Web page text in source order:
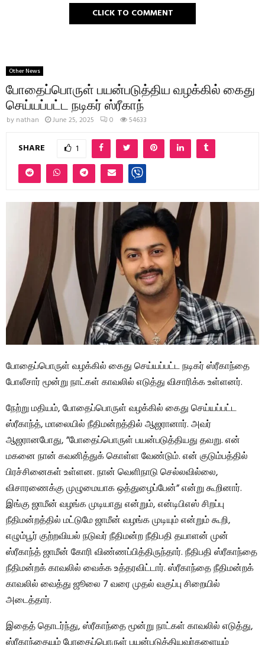
CLICK TO COMMENT
Other News
போதைப்பொருள் பயன்படுத்திய வழக்கில் கைது
செய்யப்பட்ட நடிகர் ஸ்ரீகாந்
by nathan June 25, 2025 0 54633
SHARE 1
போதைப்பொருள் வழக்கில் கைது செய்யப்பட்ட நடிகர் ஸ்ரீகாந்தை
போலீசார் மூன்று நாட்கள் காவலில் எடுத்து விசாரிக்க உள்ளனர்.
நேற்று மதியம், போதைப்பொருள் வழக்கில் கைது செய்யப்பட்ட
ஸ்ரீகாந்த், மாலையில் நீதிமன்றத்தில் ஆஜரானார். அவர்
ஆஜரானபோது, ​​”போதைப்பொருள் பயன்படுத்தியது தவறு. என்
மகனை நான் கவனித்துக் கொள்ள வேண்டும். என் குடும்பத்தில்
பிரச்சினைகள் உள்ளன. நான் வெளிநாடு செல்லவில்லை,
விசாரணைக்கு முழுமையாக ஒத்துழைப்பேன்” என்று கூறினார்.
இங்கு ஜாமீன் வழங்க முடியாது என்றும், என்டிபிஎஸ் சிறப்பு
நீதிமன்றத்தில் மட்டுமே ஜாமீன் வழங்க முடியும் என்றும் கூறி,
எழும்பூர் குற்றவியல் நடுவர் நீதிமன்ற நீதிபதி தயாளன் முன்
ஸ்ரீகாந்த் ஜாமீன் கோரி விண்ணப்பித்திருந்தார். நீதிபதி ஸ்ரீகாந்தை
நீதிமன்றக் காவலில் வைக்க உத்தரவிட்டார். ஸ்ரீகாந்தை நீதிமன்றக்
காவலில் வைத்து ஜூலை 7 வரை முதல் வகுப்பு சிறையில்
அடைத்தார்.
இதைத் தொடர்ந்து, ஸ்ரீகாந்தை மூன்று நாட்கள் காவலில் எடுத்து,